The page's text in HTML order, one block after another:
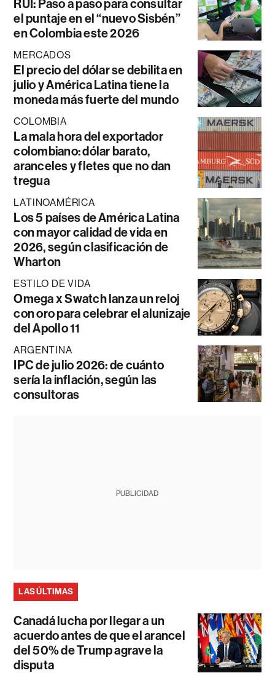
RUI: Paso a paso para consultar
el puntaje en el “nuevo Sisbén”
en Colombia este 2026
MERCADOS
El precio del dólar se debilita en
julio y América Latina tiene la
moneda más fuerte del mundo
COLOMBIA
La mala hora del exportador
colombiano: dólar barato,
aranceles y fletes que no dan
tregua
LATINOAMÉRICA
Los 5 países de América Latina
con mayor calidad de vida en
2026, según clasificación de
Wharton
ESTILO DE VIDA
Omega x Swatch lanza un reloj
con oro para celebrar el alunizaje
del Apollo 11
ARGENTINA
IPC de julio 2026: de cuánto
sería la inflación, según las
consultoras
PUBLICIDAD
LAS ÚLTIMAS
Canadá lucha por llegar a un
acuerdo antes de que el arancel
del 50% de Trump agrave la
disputa